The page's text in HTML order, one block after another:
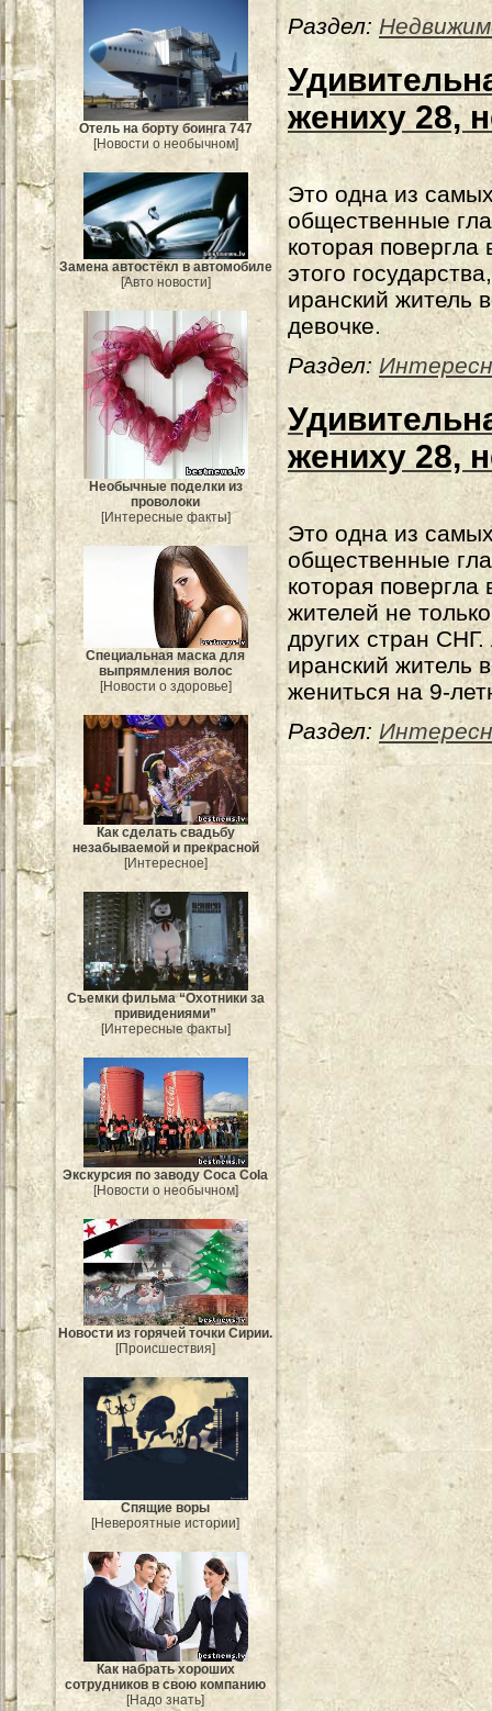
Отель на борту боинга 747
[Новости о необычном]
Замена автостёкл в автомобиле
[Авто новости]
Необычные поделки из
проволоки
[Интересные факты]
Специальная маска для
выпрямления волос
[Новости о здоровье]
Как сделать свадьбу
незабываемой и прекрасной
[Интересное]
Съемки фильма “Охотники за
привидениями”
[Интересные факты]
Экскурсия по заводу Coca Cola
[Новости о необычном]
Новости из горячей точки Сирии.
[Происшествия]
Спящие воры
[Невероятные истории]
Как набрать хороших
сотрудников в свою компанию
[Надо знать]
Раздел:
жениху 28,
Это одна из
общественные
которая
этого
иранский житель
девочке.
Раздел:
жениху 28,
Это одна из
общественные
которая
жителей не
других стран
иранский житель
жениться на 9-
Раздел: